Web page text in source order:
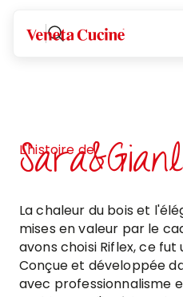
Veneta Cucine
L'histoire de
La chaleur du bois et
mises en valeur par le
avons choisi Riflex, ce
Conçue et développée
avec professionnalisme